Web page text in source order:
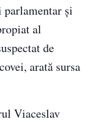
şi
al
de
arată sursa
Viaceslav